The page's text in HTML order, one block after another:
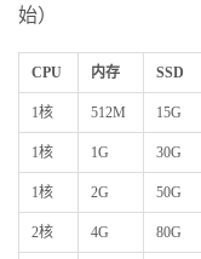
始）
CPU 内存 SSD
1核 512M 15G
1核 1G 30G
1核 2G 50G
2核 4G 80G